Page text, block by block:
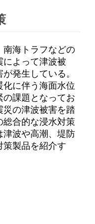
海トラフなどの
によって津波被
発生している。
化に伴う海面水位
の課題となってお
災の津波被害を踏
総合的な浸水対策
津波や高潮、堤防
策製品を紹介す